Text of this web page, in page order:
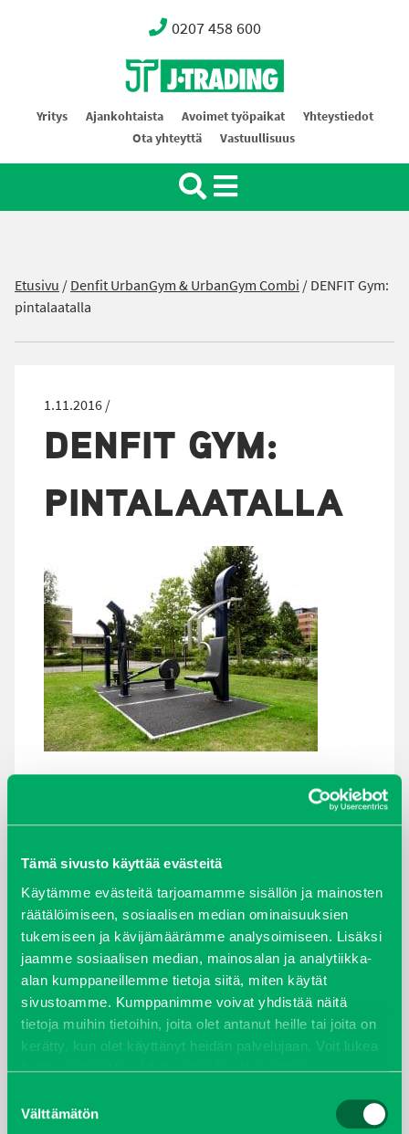
Tämä sivusto käyttää evästeitä
Käytämme evästeitä tarjoamamme sisällön ja mainosten
räätälöimiseen, sosiaalisen median ominaisuuksien
tukemiseen ja kävijämäärämme analysoimiseen. Lisäksi
jaamme sosiaalisen median, mainosalan ja analytiikka-
alan kumppaneillemme tietoja siitä, miten käytät
sivustoamme. Kumppanimme voivat yhdistää näitä
tietoja muihin tietoihin, joita olet antanut heille tai joita on
kerätty, kun olet käyttänyt heidän palvelujaan. Voit lukea
lisää evästeistä sekä muuttaa hyväksyntääsievästeet
valinta
Välttämätön
0207 458 600
Oy J-Trading Ab
Yritys Ajankohtaista Avoimet työpaikat
Yhteystiedot
Ota yhteyttä
Vastuullisuus
Etusivu /Denfit UrbanGym & UrbanGym Combi /DENFIT Gym:
pintalaatalla
1.11.2016 /
DENFIT GYM:
PINTALAATALLA
maaliskuu 2026
elokuu 2024
syyskuu 2023
joulukuu 2022
huhtikuu 2022